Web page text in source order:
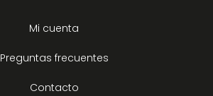
Mi cuenta
Preguntas frecuentes
Contacto